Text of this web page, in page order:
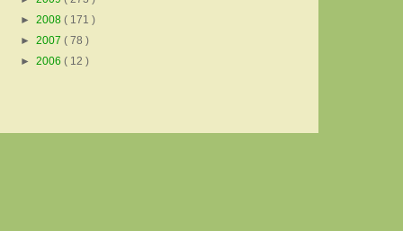
► 2008 ( 171 )
► 2007 ( 78 )
► 2006 ( 12 )